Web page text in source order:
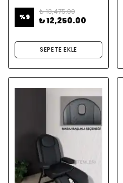
%9
₺ 13,475.00
₺ 12,250.00
SEPETE EKLE